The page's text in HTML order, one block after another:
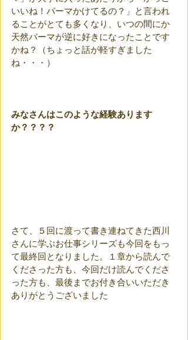
いいね！パーマかけてるの？」と言われ
ることがとても多くなり、いつの間にか
天然パーマが逆に好きになったことです
かね？（ちょっと話が軽すぎました
ね・・・）
みなさんはこのような経験あります
か？？？？
さて、５回に渡って書き連ねてきた西川
さんに学ぶお仕事シリーズも今回をもっ
て最終回となりました。１章から読んで
くださった方も、今回だけ読んでくださ
った方も、最後までお付き合いいただき
ありがとうございました